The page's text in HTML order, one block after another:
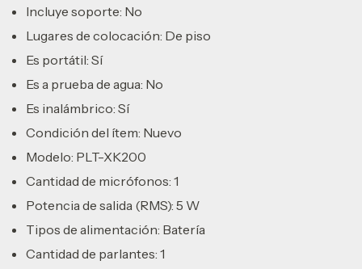
Incluye soporte: No
Lugares de colocación: De piso
Es portátil: Sí
Es a prueba de agua: No
Es inalámbrico: Sí
Condición del ítem: Nuevo
Modelo: PLT-XK200
Cantidad de micrófonos: 1
Potencia de salida (RMS): 5 W
Tipos de alimentación: Batería
Cantidad de parlantes: 1